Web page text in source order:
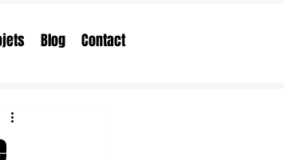
Blog Contact